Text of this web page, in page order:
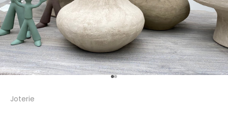
Naar artikel 1
Naar artikel 2
Joterie